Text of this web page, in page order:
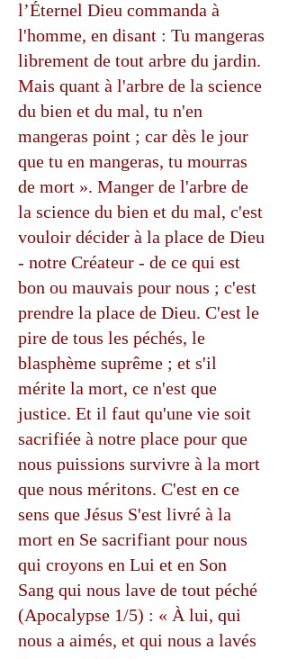
l’Éternel Dieu commanda à
l'homme, en disant : Tu mangeras
librement de tout arbre du jardin.
Mais quant à l'arbre de la science
du bien et du mal, tu n'en
mangeras point ; car dès le jour
que tu en mangeras, tu mourras
de mort ». Manger de l'arbre de
la science du bien et du mal, c'est
vouloir décider à la place de Dieu
- notre Créateur - de ce qui est
bon ou mauvais pour nous ; c'est
prendre la place de Dieu. C'est le
pire de tous les péchés, le
blasphème suprême ; et s'il
mérite la mort, ce n'est que
justice. Et il faut qu'une vie soit
sacrifiée à notre place pour que
nous puissions survivre à la mort
que nous méritons. C'est en ce
sens que Jésus S'est livré à la
mort en Se sacrifiant pour nous
qui croyons en Lui et en Son
Sang qui nous lave de tout péché
(Apocalypse 1/5) : « À lui, qui
nous a aimés, et qui nous a lavés